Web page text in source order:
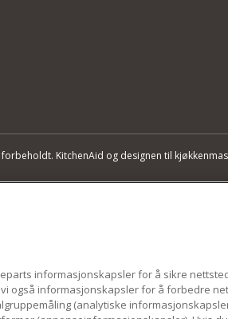
KitchenAid og designen til
informasjonskapsler for å sikre
også informasjonskapsler for å forbedre
(analytiske